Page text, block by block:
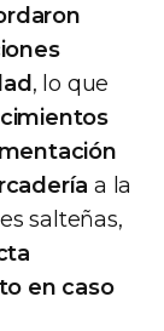
, lo que
a la
salteñas,
en caso